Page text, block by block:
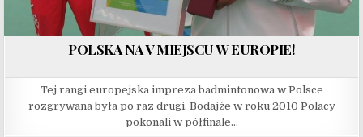
POLSKA NA V MIEJSCU W EUROPIE!
Tej rangi europejska impreza badmintonowa w Polsce
rozgrywana była po raz drugi. Bodajże w roku 2010 Polacy
pokonali w półfinale…